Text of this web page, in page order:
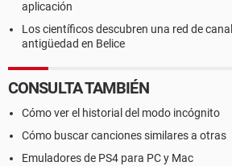
aplicación
Los científicos descubren una red de
antigüedad en Belice
CONSULTA TAMBIÉN
Cómo ver el historial del modo incógnito
Cómo buscar canciones similares a otras
Emuladores de PS4 para PC y Mac